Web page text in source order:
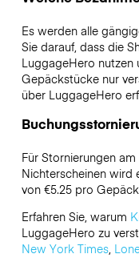
Es werden alle
Sie darauf, dass die
LuggageHero nutzen
Gepäckstücke nur
über LuggageHero
Für Stornierungen
Nichterscheinen wird
von €5.25 pro
Erfahren Sie, warum
LuggageHero zu
New York Times,